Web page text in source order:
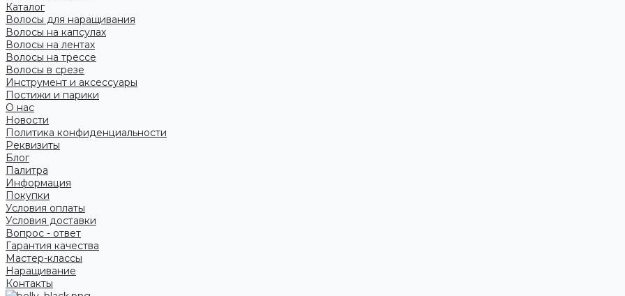
Каталог
Волосы для наращивания
Волосы на капсулах
Волосы на лентах
Волосы на трессе
Волосы в срезе
Инструмент и аксессуары
Постижи и парики
О нас
Новости
Политика конфиденциальности
Реквизиты
Блог
Палитра
Информация
Покупки
Условия оплаты
Условия доставки
Вопрос - ответ
Гарантия качества
Мастер-классы
Наращивание
Контакты